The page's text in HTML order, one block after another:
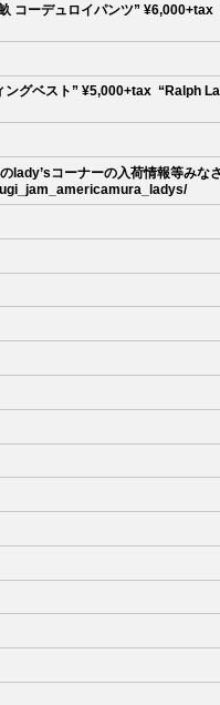
“Eddie Bauer 太畝 コーデュロイパンツ” ¥6,000+tax ㅤㅤ
ティングベスト” ¥5,000+tax ㅤㅤㅤㅤㅤㅤㅤㅤㅤ
コーナーの入荷情報等みな